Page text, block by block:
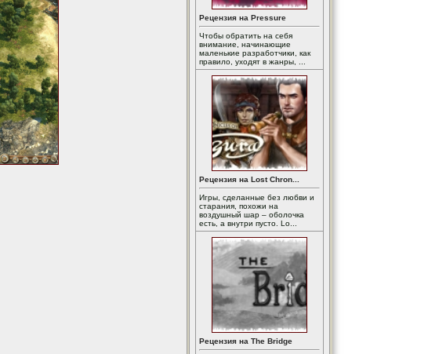
Рецензия на Pressure
Чтобы обратить на себя
внимание, начинающие
маленькие разработчики, как
правило, уходят в жанры, ...
Рецензия на Lost Chron...
Игры, сделанные без любви и
старания, похожи на
воздушный шар – оболочка
есть, а внутри пусто. Lo...
Рецензия на The Bridge